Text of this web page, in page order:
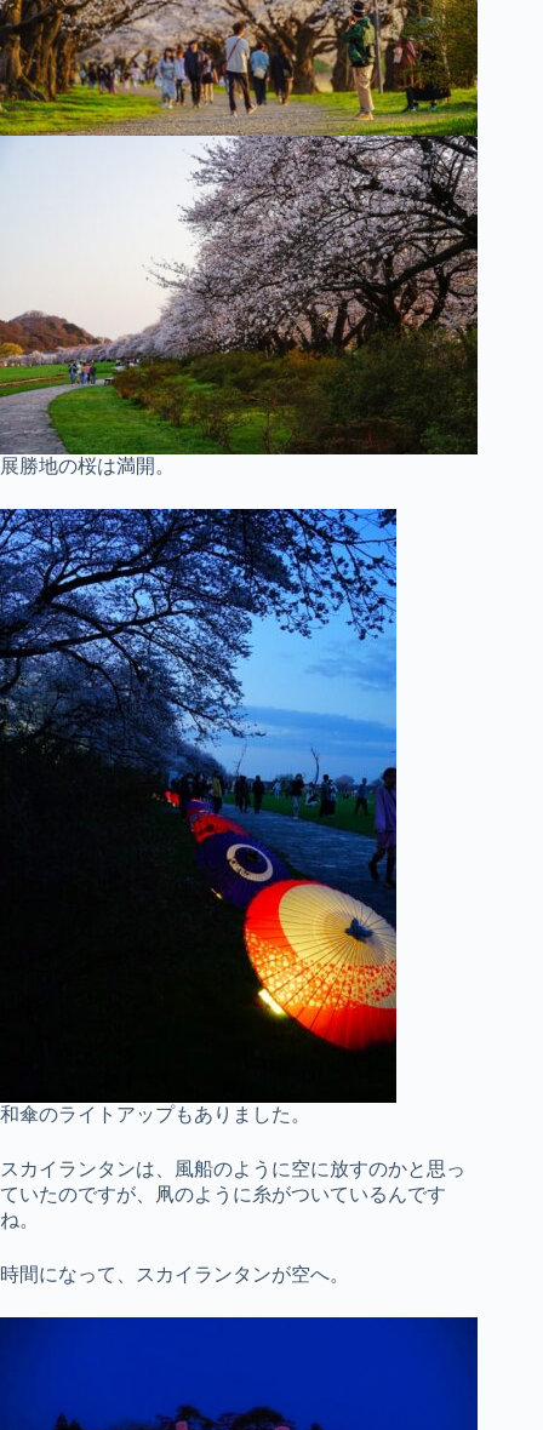
展勝地の桜は満開。
和傘のライトアップもありました。
スカイランタンは、風船のように空に放すのかと思っ
ていたのですが、凧のように糸がついているんです
ね。
時間になって、スカイランタンが空へ。